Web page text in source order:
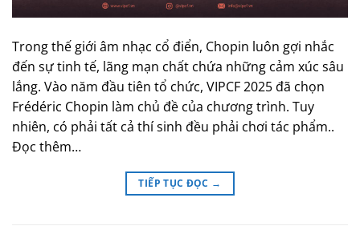
Trong thế giới âm nhạc cổ điển, Chopin luôn gợi nhắc
đến sự tinh tế, lãng mạn chất chứa những cảm xúc sâu
lắng. Vào năm đầu tiên tổ chức, VIPCF 2025 đã chọn
Frédéric Chopin làm chủ đề của chương trình. Tuy
nhiên, có phải tất cả thí sinh đều phải chơi tác phẩm..
Đọc thêm…
TIẾP TỤC ĐỌC →